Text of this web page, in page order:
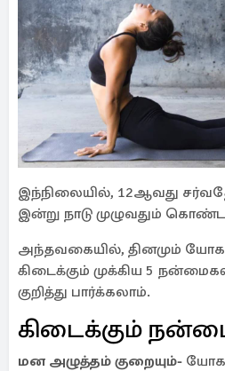
இந்நிலையில், 12ஆவது
இன்று நாடு முழுவதும்
அந்தவகையில், தினமும்
கிடைக்கும் முக்கிய 5
குறித்து பார்க்கலாம்.
கிடைக்கும்
மன அழுத்தம் குறையும்-